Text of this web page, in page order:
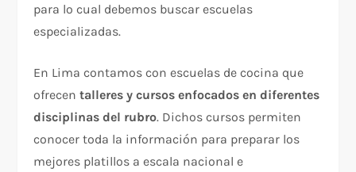
para lo cual debemos buscar escuelas
especializadas.
En Lima contamos con escuelas de cocina que
ofrecentalleres y cursos enfocados en diferentes
disciplinas del rubro. Dichos cursos permiten
conocer toda la información para preparar los
mejores platillos a escala nacional e